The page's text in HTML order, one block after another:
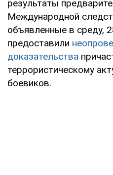
результаты
Международной
объявленные в среду,
предоставили
доказательства
террористическому
боевиков.